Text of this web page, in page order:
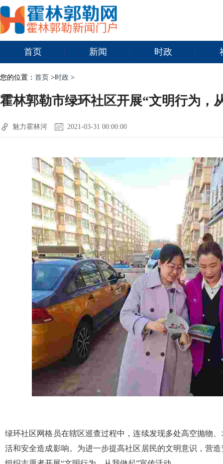
首页 新闻 时政
您的位置： 首页 >时政 >
霍林郭勒市绿环社区开展“文明行为，
魅力霍林河 2021-03-31 00:00:00
绿环社区网格员在辖区巡查过程中，连续发现多处高空抛物
活和安全造成影响。为进一步提高社区居民的文明意识，营